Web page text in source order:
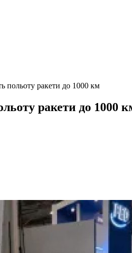
польоту ракети до 1000 км
ракети до 1000